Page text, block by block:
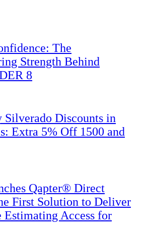
The
Strength Behind
8
Silverado Discounts in
Extra 5% Off 1500 and
Qapter® Direct
First Solution to Deliver
Access for